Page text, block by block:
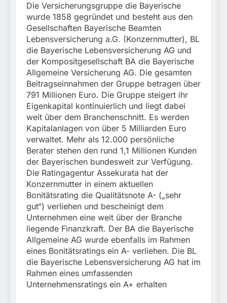
Die Versicherungsgruppe die Bayerische
wurde 1858 gegründet und besteht aus den
Gesellschaften Bayerische Beamten
Lebensversicherung a.G. (Konzernmutter), BL
die Bayerische Lebensversicherung AG und
der Kompositgesellschaft BA die Bayerische
Allgemeine Versicherung AG. Die gesamten
Beitragseinnahmen der Gruppe betragen über
791 Millionen Euro. Die Gruppe steigert ihr
Eigenkapital kontinuierlich und liegt dabei
weit über dem Branchenschnitt. Es werden
Kapitalanlagen von über 5 Milliarden Euro
verwaltet. Mehr als 12.000 persönliche
Berater stehen den rund 1,1 Millionen Kunden
der Bayerischen bundesweit zur Verfügung.
Die Ratingagentur Assekurata hat der
Konzernmutter in einem aktuellen
Bonitätsrating die Qualitätsnote A- („sehr
gut“) verliehen und bescheinigt dem
Unternehmen eine weit über der Branche
liegende Finanzkraft. Der BA die Bayerische
Allgemeine AG wurde ebenfalls im Rahmen
eines Bonitätsratings ein A- verliehen. Die BL
die Bayerische Lebensversicherung AG hat im
Rahmen eines umfassenden
Unternehmensratings ein A+ erhalten